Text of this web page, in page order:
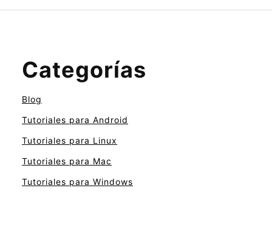
Categorías
Blog
Tutoriales para Android
Tutoriales para Linux
Tutoriales para Mac
Tutoriales para Windows